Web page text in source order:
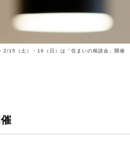
2/15（土）・16（日）は「住まいの相談会」開催